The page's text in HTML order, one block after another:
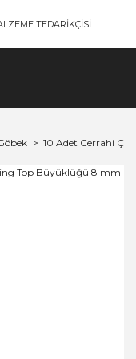
TEDARİKÇİSİ
10 Adet Cerrahi